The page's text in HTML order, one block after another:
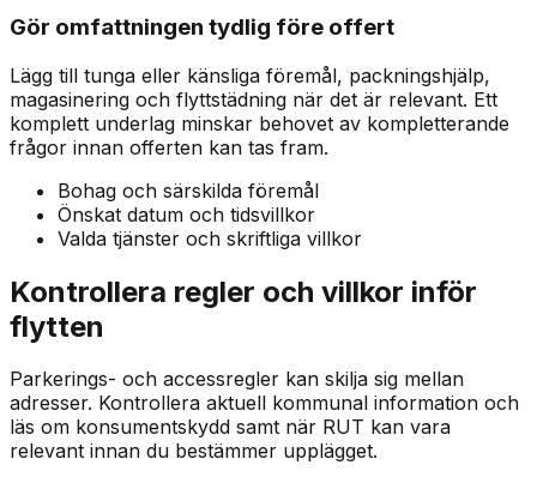
Gör omfattningen tydlig före offert
Lägg till tunga eller känsliga föremål, packningshjälp,
magasinering och flyttstädning när det är relevant. Ett
komplett underlag minskar behovet av kompletterande
frågor innan offerten kan tas fram.
Bohag och särskilda föremål
Önskat datum och tidsvillkor
Valda tjänster och skriftliga villkor
Kontrollera regler och villkor inför
flytten
Parkerings- och accessregler kan skilja sig mellan
adresser. Kontrollera aktuell kommunal information och
läs om konsumentskydd samt när RUT kan vara
relevant innan du bestämmer upplägget.